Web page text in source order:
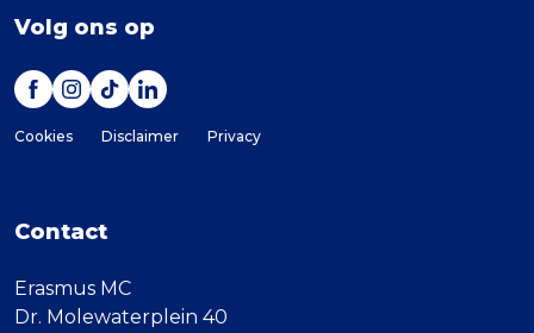
Volg ons op
Cookies Disclaimer Privacy
Contact
Erasmus MC
Dr. Molewaterplein 40